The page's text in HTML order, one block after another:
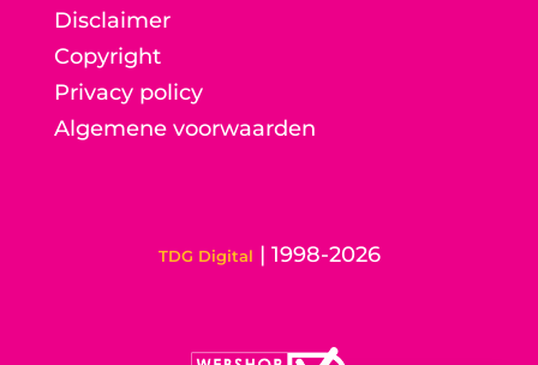
Disclaimer
Copyright
Privacy policy
Algemene voorwaarden
TDG Digital | 1998-2026